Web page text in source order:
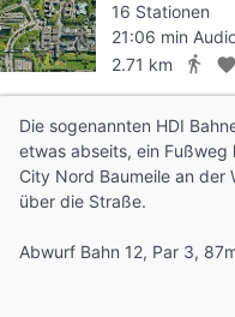
16 Stationen
21:06 min
2.71 km
directions_walk favorite
Die sogenannten HDI
etwas abseits, ein Fußweg
City Nord Baumeile an der
über die Straße.
Abwurf Bahn 12, Par 3,